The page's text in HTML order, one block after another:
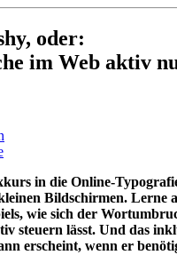
oder:
im Web aktiv
in die Online-
Bildschirmen. Lerne
wie sich der
steuern lässt. Und das
erscheint, wenn er